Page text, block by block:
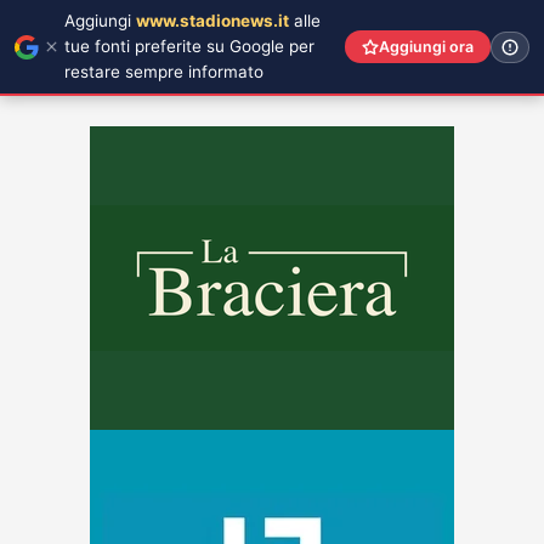
Aggiungi www.stadionews.it alle
tue fonti preferite su Google per
restare sempre informato
Aggiungi ora